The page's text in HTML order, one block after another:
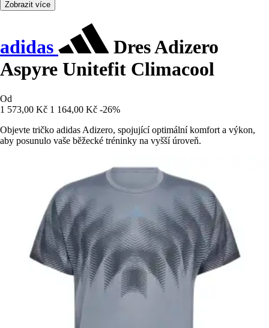
Zobrazit více
adidas
Dres Adizero
Aspyre Unitefit Climacool
Od
1 573,00 Kč 1 164,00 Kč -26%
Objevte tričko adidas Adizero, spojující optimální komfort a výkon,
aby posunulo vaše běžecké tréninky na vyšší úroveň.